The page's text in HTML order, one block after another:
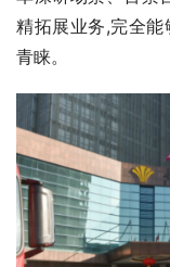
精拓展业务,完全
青睐。